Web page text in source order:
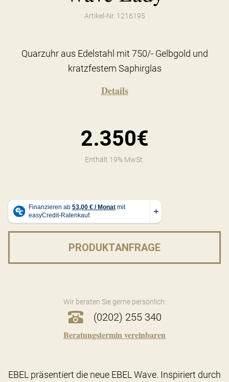
Artikel-Nr. 1216195
Quarzuhr aus Edelstahl mit 750/- Gelbgold und
kratzfestem Saphirglas
Details
2.350€
Enthält 19% MwSt.
PRODUKTANFRAGE
Wir beraten Sie gerne persönlich:
(0202) 255 340
Beratungstermin vereinbaren
EBEL präsentiert die neue EBEL Wave. Inspiriert durch